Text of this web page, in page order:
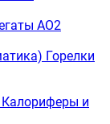
АО2
Горелки
Калориферы и